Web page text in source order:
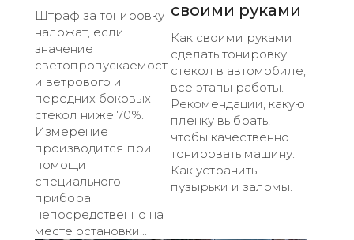
Штраф за тонировку
наложат, если
значение
светопропускаемост
и ветрового и
передних боковых
стекол ниже 70%.
Измерение
производится при
помощи
специального
прибора
непосредственно на
месте остановки...
своими руками
Как своими руками
сделать тонировку
стекол в автомобиле,
все этапы работы.
Рекомендации, какую
пленку выбрать,
чтобы качественно
тонировать машину.
Как устранить
пузырьки и заломы.